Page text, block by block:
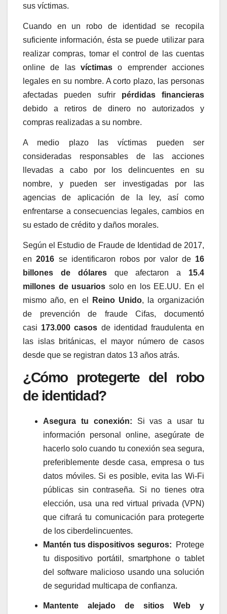
sus víctimas.
Cuando en un robo de identidad se recopila
suficiente información, ésta se puede utilizar para
realizar compras, tomar el control de las cuentas
online de las víctimaso emprender acciones
legales en su nombre. A corto plazo, las personas
afectadas pueden sufrir pérdidas financieras
debido a retiros de dinero no autorizados y
compras realizadas a su nombre.
A medio plazo las víctimas pueden ser
consideradas responsables de las acciones
llevadas a cabo por los delincuentes en su
nombre, y pueden ser investigadas por las
agencias de aplicación de la ley, así como
enfrentarse a consecuencias legales, cambios en
su estado de crédito y daños morales.
Según el Estudio de Fraude de Identidad de 2017,
en2016 se identificaron robos por valor de 16
billones de dólaresque afectaron a 15.4
millones de usuarios solo en los EE.UU. En el
mismo año, en el
Reino Unido, la organización
de prevención de fraude Cifas, documentó
casi 173.000 casos de identidad fraudulenta en
las islas británicas, el mayor número de casos
desde que se registran datos 13 años atrás.
¿Cómo protegerte del robo
de identidad?
Asegura tu conexión: Si vas a usar tu
información personal online, asegúrate de
hacerlo solo cuando tu conexión sea segura,
preferiblemente desde casa, empresa o tus
datos móviles. Si es posible, evita las Wi-Fi
públicas sin contraseña. Si no tienes otra
elección, usa una red virtual privada (VPN)
que cifrará tu comunicación para protegerte
de los ciberdelincuentes.
Mantén tus dispositivos seguros:
Protege
tu dispositivo portátil, smartphone o tablet
del software malicioso usando una solución
de seguridad multicapa de confianza.
Mantente alejado de sitios Web y